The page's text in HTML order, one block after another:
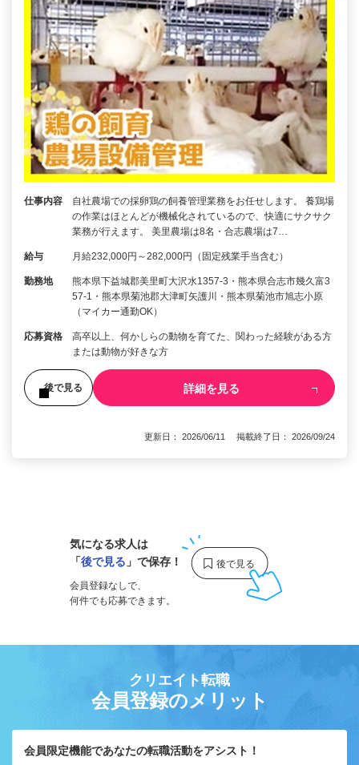
仕事内容
自社農場での採卵鶏の飼養管理業務をお任せします。 養鶏場
の作業はほとんどが機械化されているので、快適にサクサク
業務が行えます。 美里農場は8名・合志農場は7…
給与 月給232,000円～282,000円（固定残業手当含む）
勤務地
熊本県下益城郡美里町大沢水1357‐3・熊本県合志市幾久富3
57-1・熊本県菊池郡大津町矢護川・熊本県菊池市旭志小原
（マイカー通勤OK）
応募資格
高卒以上、何かしらの動物を育てた、関わった経験がある方
または動物が好きな方
後で見る 詳細を見る
更新日： 2026/06/11 掲載終了日： 2026/09/24
気になる求人は
「後で見る 」で保存！
会員登録なしで、
何件でも応募できます。
クリエイト転職
会員登録のメリット
会員限定機能であなたの転職活動をアシスト！